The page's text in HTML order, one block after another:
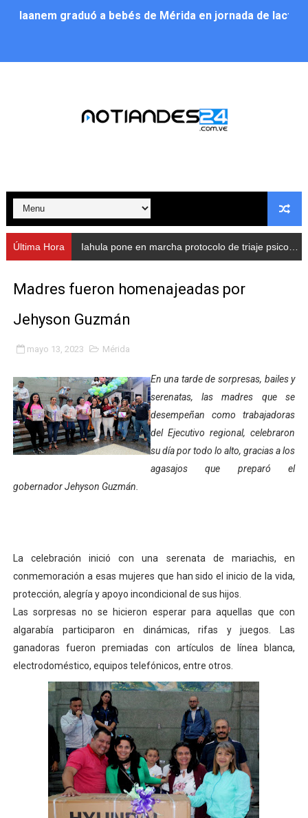
Iaanem graduó a bebés de Mérida en jornada de
Alcalde Nelson Álvarez llevó jornada recreativa a la
Nevado Gas optimiza servicio residencial en la
Balance semestral impulsa inclusión y atención a
Plan Vacacional Comunitario “Ríe 2026” recorre las
Alcaldía del Municipio Libertador realizó una jornada
Fundacite Mérida dicta taller gratuito de electrónica
INN-Mérida celebró el Lacto grado para promover el
Impulsan plan estratégico de seguridad ciudadana
Mérida impulsa desarrollo económico con taller de
Fomficc consolida alianzas e impulsa la economía
Niños de Estudiantes de Mérida sembraron 110
Entregan planta eléctrica para fortalecer la atención
Expertos inspeccionan espacios del OAN para la
Dictan MasterClass en el marco del Encuentro LAGO
Campo Elías avanza con plan de asfaltado
Encuentro estadal fortalece la coordinación de
Gobernador Arnaldo Sánchez apadrina a más de 993
Plan Quirúrgico Regional llega a Pueblo Llano con la
Última Hora Iahula pone en marcha protocolo de triaje psicosocial para atender a rescatistas
Madres fueron homenajeadas por
Jehyson Guzmán
mayo 13, 2023 Mérida
En una tarde de sorpresas, bailes y
serenatas, las madres que se
desempeñan como trabajadoras
del Ejecutivo regional, celebraron
su día por todo lo alto, gracias a los
agasajos que preparó el
gobernador Jehyson Guzmán.
La celebración inició con una serenata de mariachis, en
conmemoración a esas mujeres que han sido el inicio de la vida,
protección, alegría y apoyo incondicional de sus hijos.
Las sorpresas no se hicieron esperar para aquellas que con
algarabía participaron en dinámicas, rifas y juegos. Las
ganadoras fueron premiadas con artículos de línea blanca,
electrodoméstico, equipos telefónicos, entre otros.